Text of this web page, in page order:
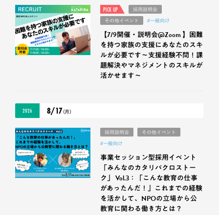
PICK UP 採用説明会
その他イベント #一般向け
【7/9開催・説明会@Zoom 】困難
を持つ家族の支援にあなたのスキ
ルが必要です～支援経験不問！課
題解決やマネジメントのスキルが
活かせます～
2026 8/17（月）
採用説明会 その他イベント
#一般向け
事業セッション型採用イベント
「みんなのカタリバクロストー
ク」 Vol.3：「こんな教育の仕事
があったんだ！」これまでの経験
を活かして、NPOの立場から公
教育に関わる働き方とは？